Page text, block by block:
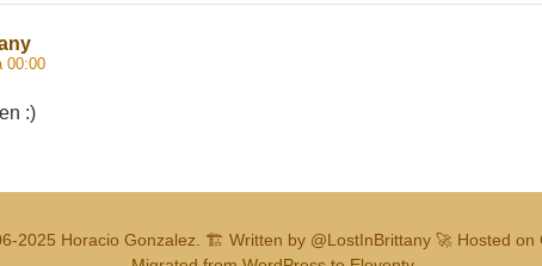
00:00
:)
2025 Horacio Gonzalez. 🏗️ Written by @LostInBrittany 🚀 Hosted on